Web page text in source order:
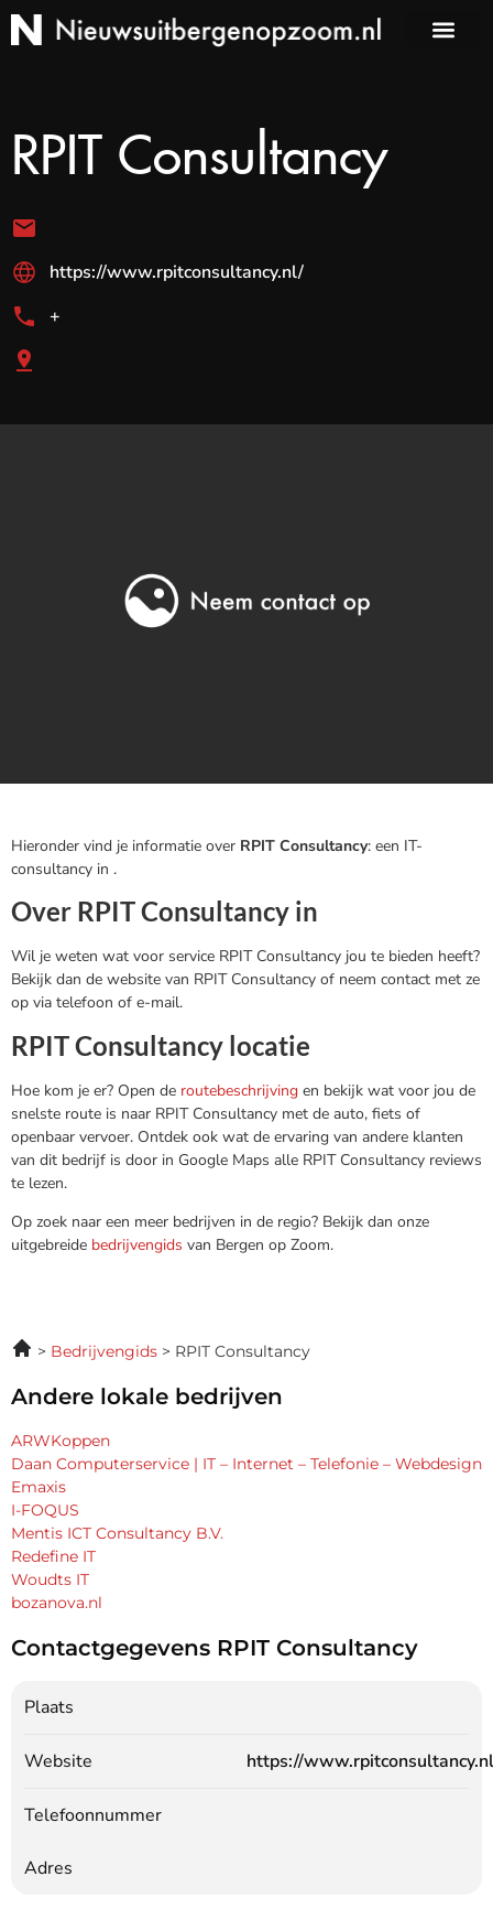
RPIT Consultancy
https://www.rpitconsultancy.nl/
+
Hieronder vind je informatie over RPIT Consultancy: een IT-
consultancy in .
Over RPIT Consultancy in
Wil je weten wat voor service RPIT Consultancy jou te bieden heeft?
Bekijk dan de website van RPIT Consultancy of neem contact met ze
op via telefoon of e-mail.
RPIT Consultancy locatie
Hoe kom je er? Open de routebeschrijving en bekijk wat voor jou de
snelste route is naar RPIT Consultancy met de auto, fiets of
openbaar vervoer. Ontdek ook wat de ervaring van andere klanten
van dit bedrijf is door in Google Maps alle RPIT Consultancy reviews
te lezen.
Op zoek naar een meer bedrijven in de regio? Bekijk dan onze
uitgebreide bedrijvengids van Bergen op Zoom.
Bedrijvengids RPIT Consultancy
Andere lokale bedrijven
ARWKoppen
Daan Computerservice | IT – Internet – Telefonie – Webdesign
Emaxis
I-FOQUS
Mentis ICT Consultancy B.V.
Redefine IT
Woudts IT
bozanova.nl
Contactgegevens RPIT Consultancy
Plaats
Website https://
Telefoonnummer
Adres